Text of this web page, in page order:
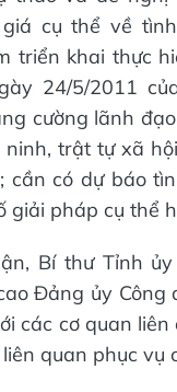
cụ thể về
triển khai thực
24/5/2011
cường lãnh
trật tự xã
cần có dự báo
giải pháp cụ thể
Bí thư Tỉnh
Đảng ủy Công
các cơ quan liên
quan phục vụ